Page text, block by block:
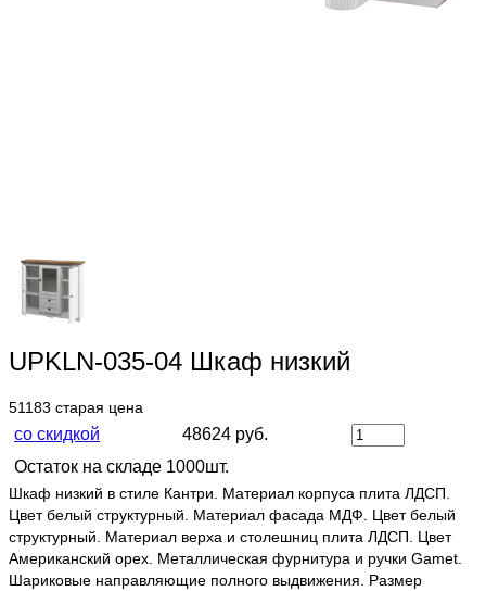
UPKLN-035-04 Шкаф низкий
51183 старая цена
со скидкой
48624 руб.
Остаток на складе 1000шт.
Шкаф низкий в стиле Кантри. Материал корпуса плита ЛДСП.
Цвет белый структурный. Материал фасада МДФ. Цвет белый
структурный. Материал верха и столешниц плита ЛДСП. Цвет
Американский орех. Металлическая фурнитура и ручки Gamet.
Шариковые направляющие полного выдвижения. Размер